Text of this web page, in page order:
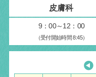
皮膚科
9：00～12：00
（受付開始時間 8:45）